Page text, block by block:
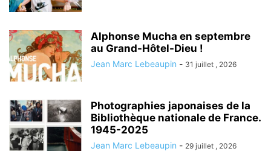
Alphonse Mucha en septembre
au Grand-Hôtel-Dieu !
Jean Marc Lebeaupin - 31 juillet , 2026
Photographies japonaises de la
Bibliothèque nationale de France.
1945-2025
Jean Marc Lebeaupin - 29 juillet , 2026